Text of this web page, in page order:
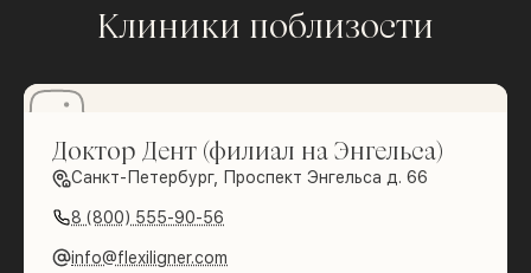
Клиники поблизости
Доктор Дент (филиал на Энгельса)
Санкт-Петербург, Проспект Энгельса д. 66
8 (800) 555-90-56
info@flexiligner.com